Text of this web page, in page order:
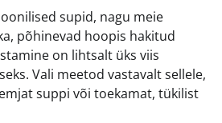
supid, nagu meie
põhinevad hoopis hakitud
on lihtsalt üks viis
Vali meetod vastavalt sellele,
suppi või toekamat, tükilist